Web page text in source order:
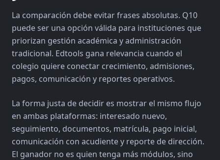
La comparación debe evitar frases absolutas. Q10
puede ser una opción válida para instituciones que
priorizan gestión académica y administración
tradicional. Edtools gana relevancia cuando el
colegio quiere conectar crecimiento, admisiones,
pagos, comunicación y reportes operativos.
La forma justa de decidir es mostrar el mismo flujo
en ambas plataformas: interesado nuevo,
seguimiento, documentos, matrícula, pago inicial,
comunicación con acudiente y reporte de dirección.
El ganador no es quien tenga más módulos, sino